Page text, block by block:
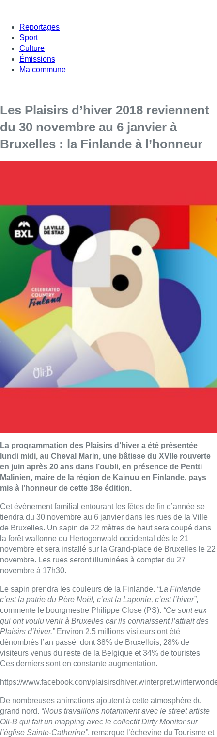
Reportages
Sport
Culture
Émissions
Ma commune
Les Plaisirs d’hiver 2018 reviennent
du 30 novembre au 6 janvier à
Bruxelles : la Finlande à l’honneur
La programmation des Plaisirs d’hiver a été présentée
lundi midi, au Cheval Marin, une bâtisse du XVIIe rouverte
en juin après 20 ans dans l’oubli, en présence de Pentti
Malinien, maire de la région de Kainuu en Finlande, pays
mis à l’honneur de cette 18e édition.
Cet événement familial entourant les fêtes de fin d’année se
tiendra du 30 novembre au 6 janvier dans les rues de la Ville
de Bruxelles. Un sapin de 22 mètres de haut sera coupé dans
la forêt wallonne du Hertogenwald occidental dès le 21
novembre et sera installé sur la Grand-place de Bruxelles le 22
novembre. Les rues seront illuminées à compter du 27
novembre à 17h30.
Le sapin prendra les couleurs de la Finlande. “La Finlande
c’est la patrie du Père Noël, c’est la Laponie, c’est l’hiver”,
commente le bourgmestre Philippe Close (PS). “Ce sont eux
qui ont voulu venir à Bruxelles car ils connaissent l’attrait des
Plaisirs d’hiver.”Environ 2,5 millions visiteurs ont été
dénombrés l’an passé, dont 38% de Bruxellois, 28% de
visiteurs venus du reste de la Belgique et 34% de touristes.
Ces derniers sont en constante augmentation.
https://www.facebook.com/
De nombreuses animations ajoutent à cette atmosphère du
grand nord. “Nous travaillons notamment avec le street artiste
Oli-B qui fait un mapping avec le collectif Dirty Monitor sur
l’église Sainte-Catherine”, remarque l’échevine du Tourisme et